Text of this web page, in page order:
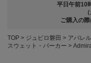
平日午前10
ご購入の際
TOP ジュビロ磐田
アパレ
スウェット・パーカー